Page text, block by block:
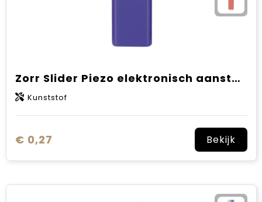
Zorr Slider Piezo elektronisch aansteker HC, navulbaar
Kunststof
€ 0,27 Bekijk